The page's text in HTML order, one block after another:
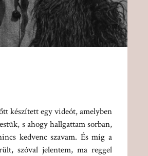
készített egy videót, amelyben
s ahogy hallgattam sorban,
kedvenc szavam. És míg a
szóval jelentem, ma reggel